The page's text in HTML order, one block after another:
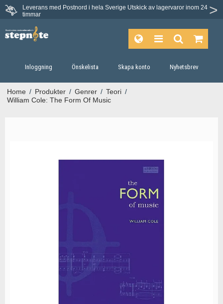
Leverans med Postnord i hela Sverige Utskick av lagervaror inom 24
timmar
Inloggning Önskelista Skapa konto Nyhetsbrev
Home / Produkter / Genrer / Teori /
William Cole: The Form Of Music